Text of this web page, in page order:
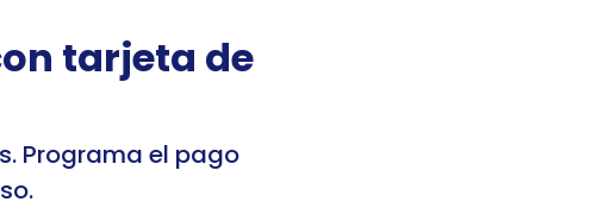
tarjeta de
Programa el pago